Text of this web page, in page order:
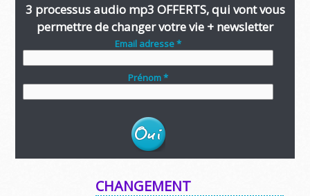
3 processus audio mp3 OFFERTS, qui vont vous
permettre de changer votre vie + newsletter
Email adresse *
Prénom *
CHANGEMENT